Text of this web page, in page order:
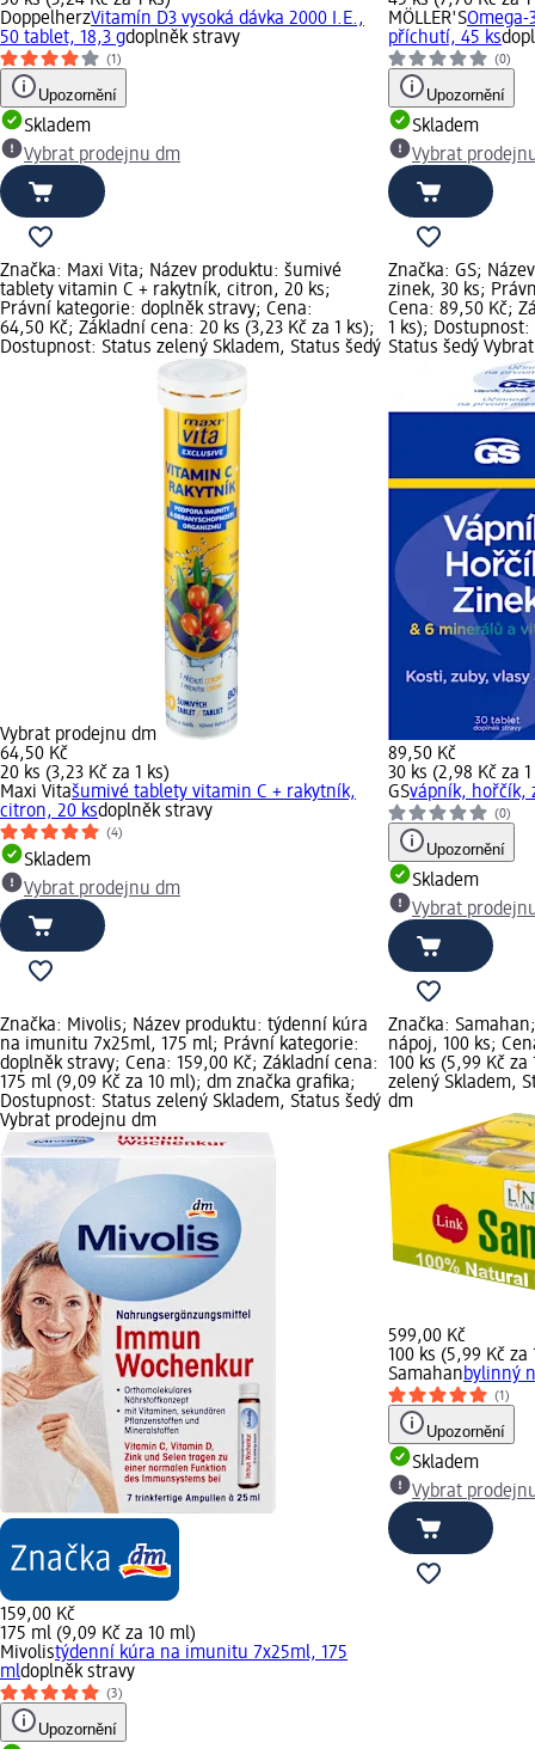
DoppelherzVitamín D3 vysoká dávka 2000 I.E.,
50 tablet, 18,3 gdoplněk stravy
(1)
Upozornění
Skladem
Vybrat prodejnu dm
MÖLLER'SOmega-
příchutí, 45 ks
(0)
Upozornění
Skladem
Vybrat
Značka: Maxi Vita; Název produktu: šumivé
tablety vitamin C + rakytník, citron, 20 ks;
Právní kategorie: doplněk stravy; Cena:
64,50 Kč; Základní cena: 20 ks (3,23 Kč za 1 ks);
Dostupnost: Status zelený Skladem, Status šedý
Vybrat prodejnu dm
64,50 Kč
20 ks (3,23 Kč za 1 ks)
Maxi Vitašumivé tablety vitamin C + rakytník,
citron, 20 ksdoplněk stravy
(4)
Skladem
Vybrat prodejnu dm
Značka: GS;
zinek, 30 ks;
Cena: 89,50 Kč;
1 ks);
Status šedý
89,50 Kč
30 ks (2,98 Kč za
GSvápník, hořčík,
(0)
Upozornění
Skladem
Vybrat
Značka: Mivolis; Název produktu: týdenní kúra
na imunitu 7x25ml, 175 ml; Právní kategorie:
doplněk stravy; Cena: 159,00 Kč; Základní cena:
175 ml (9,09 Kč za 10 ml); dm značka grafika;
Dostupnost: Status zelený Skladem, Status šedý
Vybrat prodejnu dm
159,00 Kč
175 ml (9,09 Kč za 10 ml)
Mivolistýdenní kúra na imunitu 7x25ml, 175
mldoplněk stravy
(3)
Upozornění
Značka:
nápoj, 100 ks;
100 ks (5,99 Kč
zelený Skladem,
dm
599,00 Kč
100 ks (5,99 Kč za
Samahanbylinný
(1)
Upozornění
Skladem
Vybrat